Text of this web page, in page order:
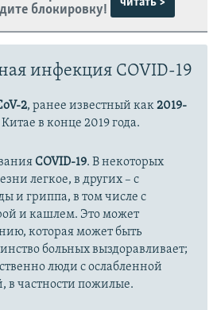
блокировку!
инфекция COVID-19
2, ранее известный как2019-
в конце 2019 года.
COVID-19. В некоторых
легкое, в других – с
и гриппа, в том числе с
и кашлем. Это может
которая может быть
больных выздоравливает;
люди с ослабленной
в частности пожилые.